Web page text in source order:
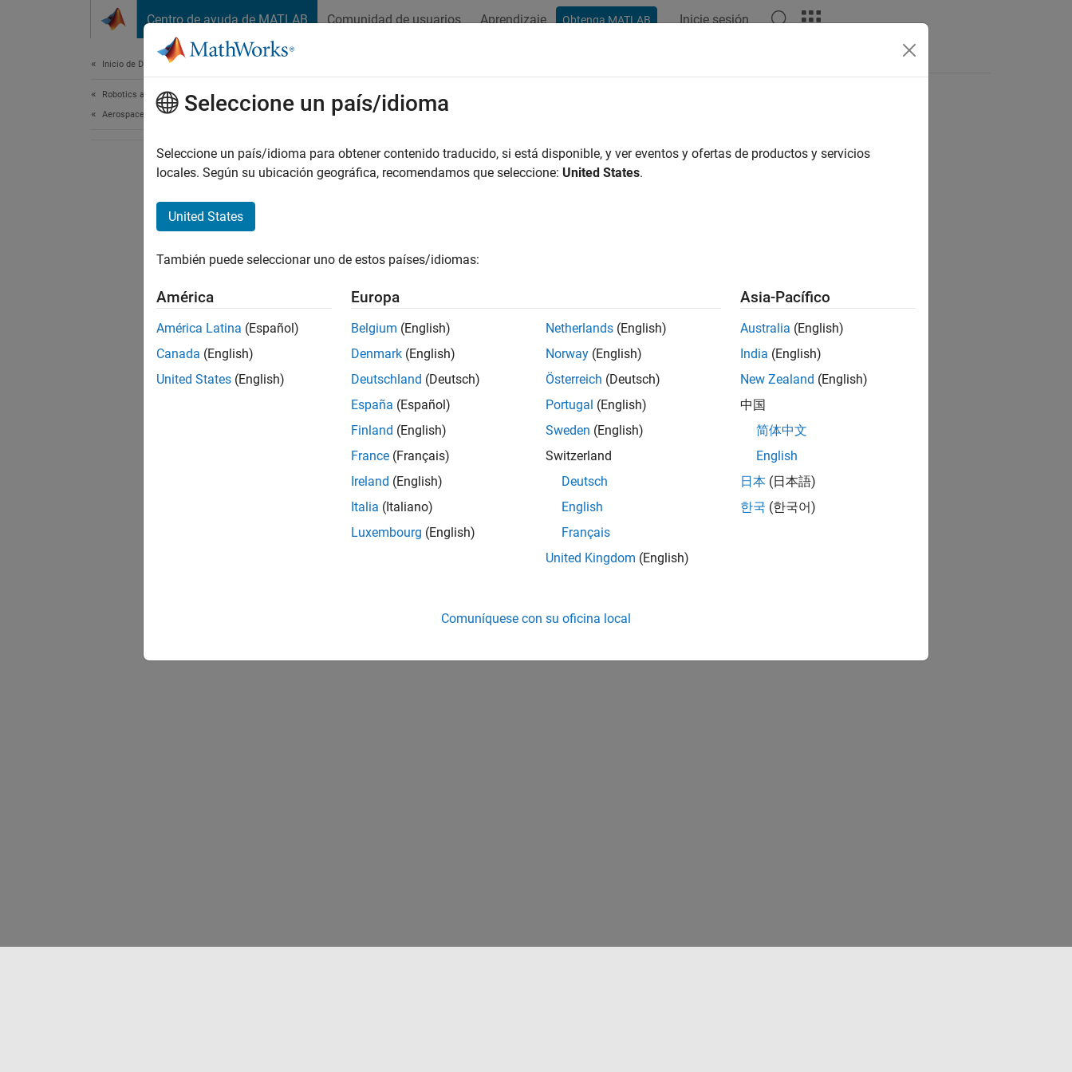
Centro de ayuda de MATLAB Comunidad de usuarios Aprendizaje Obtenga MATLAB Inicie sesión
Inicio de Documentación
Robotics and Autonomous Systems
Aerospace and Defense
How useful was this information?
Seleccione un país/idioma
Seleccione un país/idioma para obtener contenido traducido, si está disponible, y ver eventos y ofertas de productos y servicios
locales. Según su ubicación geográfica, recomendamos que seleccione: United States.
United States
También puede seleccionar uno de estos países/idiomas:
América
América Latina (Español)
Canada (English)
United States (English)
Europa
Belgium (English)
Denmark (English)
Deutschland (Deutsch)
España (Español)
Finland (English)
France (Français)
Ireland (English)
Italia (Italiano)
Luxembourg (English)
Netherlands (English)
Norway (English)
Österreich (Deutsch)
Portugal (English)
Sweden (English)
Switzerland
Deutsch
English
Français
United Kingdom (English)
Asia-Pacífico
Australia (English)
India (English)
New Zealand (English)
中国
简体中文
English
日本 (日本語)
한국 (한국어)
Comuníquese con su oficina local